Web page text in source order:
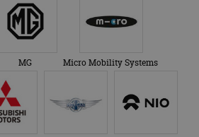
MG Micro Mobility Systems